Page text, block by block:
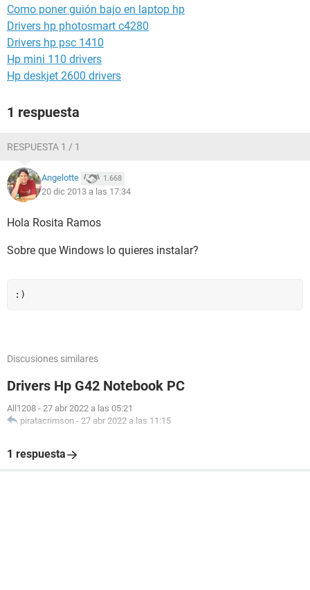
Como poner guión bajo en laptop hp
Drivers hp photosmart c4280
Drivers hp psc 1410
Hp mini 110 drivers
Hp deskjet 2600 drivers
1 respuesta
RESPUESTA 1 / 1
Angelotte 1.668
20 dic 2013 a las 17:34
Hola Rosita Ramos
Sobre que Windows lo quieres instalar?
:)
Discusiones similares
Drivers Hp G42 Notebook PC
All1208 - 27 abr 2022 a las 05:21
piratacrimson - 27 abr 2022 a las 11:15
1 respuesta